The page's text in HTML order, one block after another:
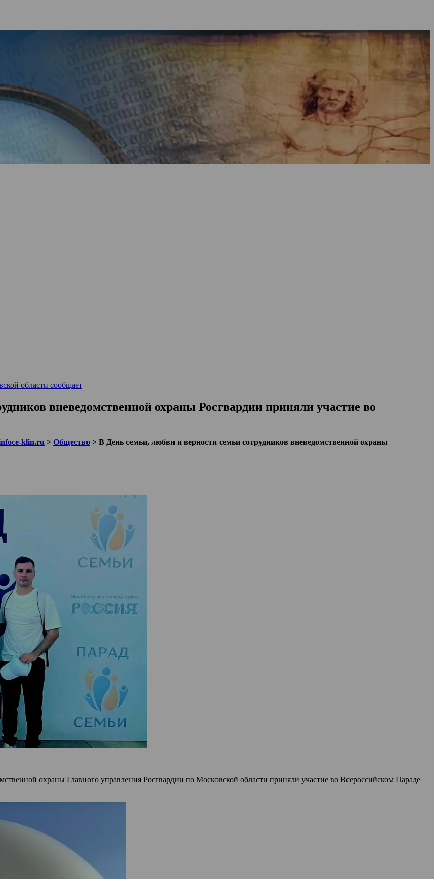
области сообщает
вневедомственной охраны Росгвардии приняли участие во
klin.ru > Общество > В День семьи, любви и верности семьи сотрудников вневедомственной охраны
охраны Главного управления Росгвардии по Московской области приняли участие во Всероссийском Параде